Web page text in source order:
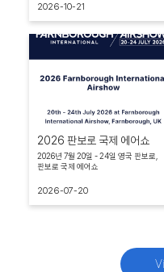
2026-10-21
2026 판보로 국제 에어쇼
2026년 7월 20일 - 24일 영국 판보로,
판보로 국제 에어쇼
2026-07-20